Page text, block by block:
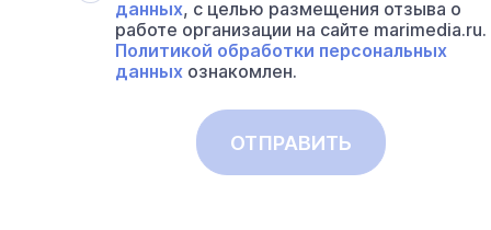
данных, с целью размещения отзыва о
работе организации на сайте
Политикой обработки персональных
данных ознакомлен.
ОТПРАВИТЬ